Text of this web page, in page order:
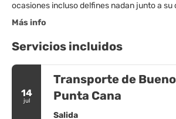
Más info
Servicios incluidos
14
jul
Transporte de
Punta Cana
Salida